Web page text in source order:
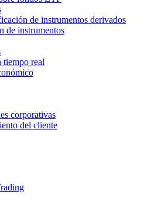
de instrumentos derivados
de instrumentos
tiempo real
corporativas
del cliente